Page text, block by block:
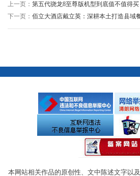
上一页： 第五代骁龙8至尊版机型到底值不值得买
下一页： 佰立大酒店戴立英：深耕本土打造县域
本网站相关作品的原创性、文中陈述文字以